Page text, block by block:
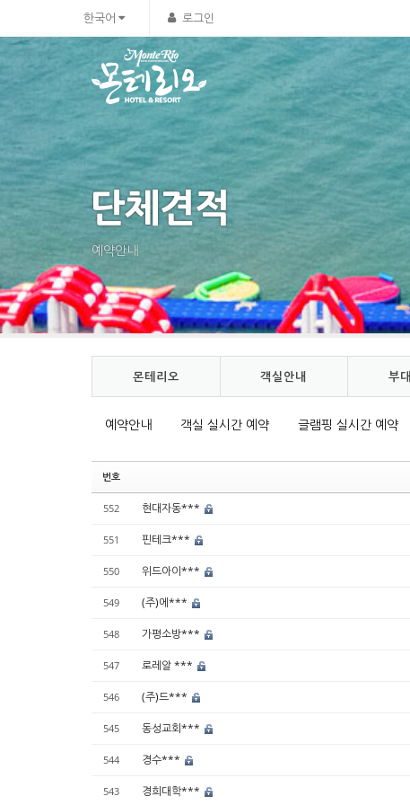
한국어 로그인
단체견적
예약안내
몬테리오 객실안내 부
예약안내 객실 실시간 예약 글램핑 실시간 예약
번호
552 현대자동***
551 핀테크***
550 위드아이***
549 (주)에***
548 가평소방***
547 로레알 ***
546 (주)드***
545 동성교회***
544 경수***
543 경희대학***
Sketchbook5, 스케치북5